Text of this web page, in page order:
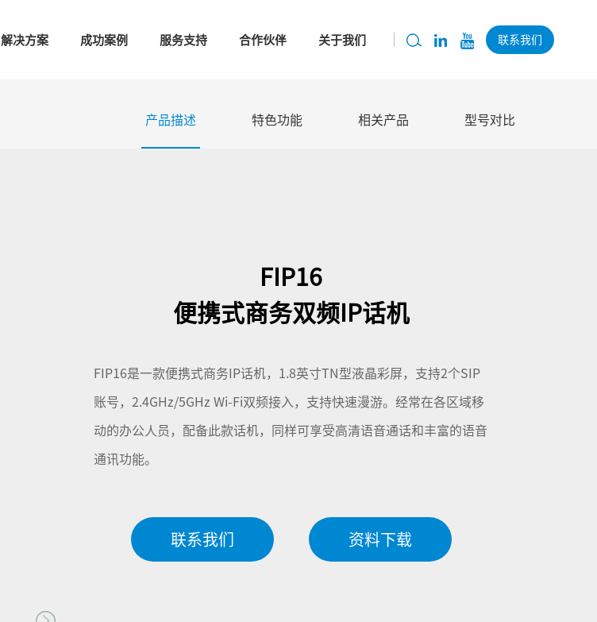
解决方案 成功案例 服务支持 合作伙伴 关于我们 联系我们
产品描述 特色功能 相关产品 型号对比
FIP16
便携式商务双频IP话机
FIP16是一款便携式商务IP话机，1.8英寸TN型液晶彩屏，支持2个SIP
账号，2.4GHz/5GHz Wi-Fi双频接入，支持快速漫游。经常在各区域移
动的办公人员，配备此款话机，同样可享受高清语音通话和丰富的语音
通讯功能。
联系我们 资料下载